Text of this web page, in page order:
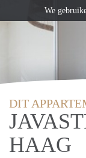
DIT
HAAG
We